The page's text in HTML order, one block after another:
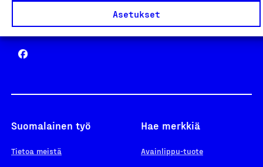
Asetukset
Yhteiskunnallinen Yritys -merkki
Suomalainen työ
Tietoa meistä
Hae merkkiä
Avainlippu-tuote